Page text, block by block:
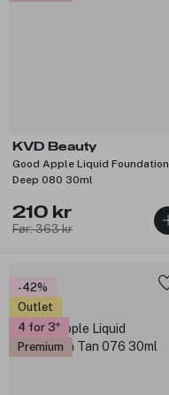
KVD Beauty
Good Apple Liquid Foundation
Deep 080 30ml
210 kr
Før: 363 kr
-42%
Outlet
4 for 3
Premium